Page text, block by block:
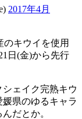
2017年4月
のキウイを使用
日(金)から先行
ェイク完熟キウ
県のゆるキャラ
だとか。